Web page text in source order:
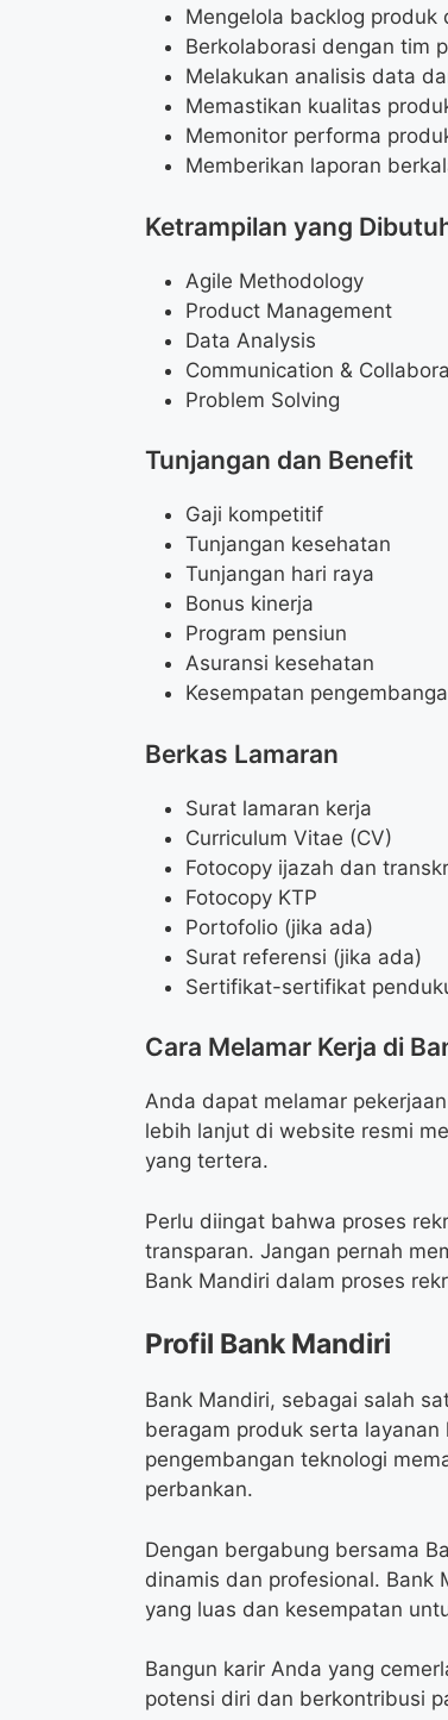
Mengelola backlog produk
Berkolaborasi dengan tim
Melakukan analisis data
Memastikan kualitas
Memonitor performa
Memberikan laporan
Ketrampilan yang
Agile Methodology
Product Management
Data Analysis
Communication &
Problem Solving
Tunjangan dan Benefit
Gaji kompetitif
Tunjangan kesehatan
Tunjangan hari raya
Bonus kinerja
Program pensiun
Asuransi kesehatan
Kesempatan
Berkas Lamaran
Surat lamaran kerja
Curriculum Vitae (CV)
Fotocopy ijazah dan
Fotocopy KTP
Portofolio (jika ada)
Surat referensi (jika ada)
Sertifikat-sertifikat
Cara Melamar Kerja di
Anda dapat melamar
lebih lanjut di website resmi
yang tertera.
Perlu diingat bahwa proses
transparan. Jangan pernah
Bank Mandiri dalam proses
Profil Bank Mandiri
Bank Mandiri, sebagai salah
beragam produk serta
pengembangan teknologi
perbankan.
Dengan bergabung bersama
dinamis dan profesional. Bank
yang luas dan kesempatan
Bangun karir Anda yang
potensi diri dan berkontribusi